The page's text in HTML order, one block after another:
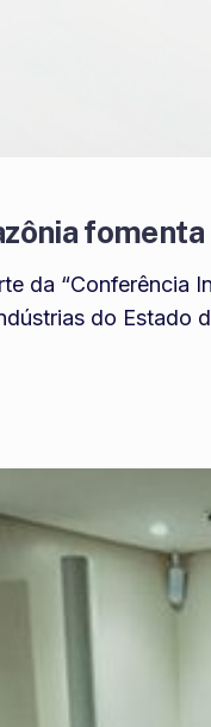
da “Conferência
do Estado